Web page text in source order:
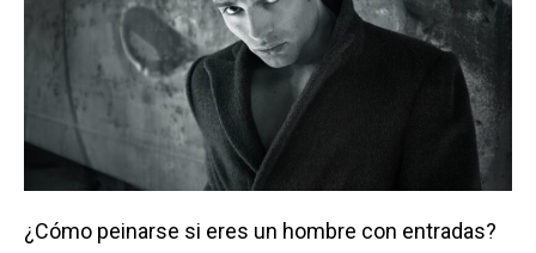
¿Cómo peinarse si eres un hombre con entradas?